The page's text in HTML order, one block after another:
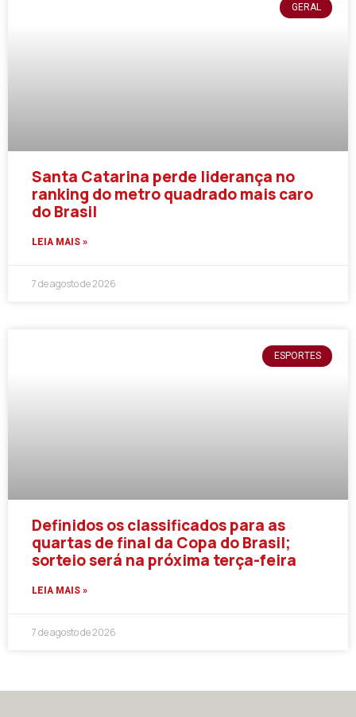
GERAL
Santa Catarina perde liderança no
ranking do metro quadrado mais caro
do Brasil
LEIA MAIS »
7 de agosto de 2026
ESPORTES
Definidos os classificados para as
quartas de final da Copa do Brasil;
sorteio será na próxima terça-feira
LEIA MAIS »
7 de agosto de 2026